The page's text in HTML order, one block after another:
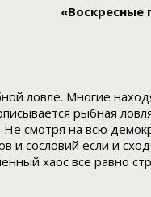
«Воскресные
ловле. Многие
рыбная
Не смотря на всю
и сословий если и
хаос все равно